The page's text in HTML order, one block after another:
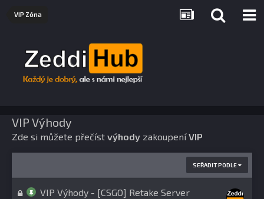
VIP Zóna
VIP Výhody
Zde si můžete přečíst výhody zakoupeníVIP
SEŘADIT PODLE
VIP Výhody - [CSGO] Retake Server